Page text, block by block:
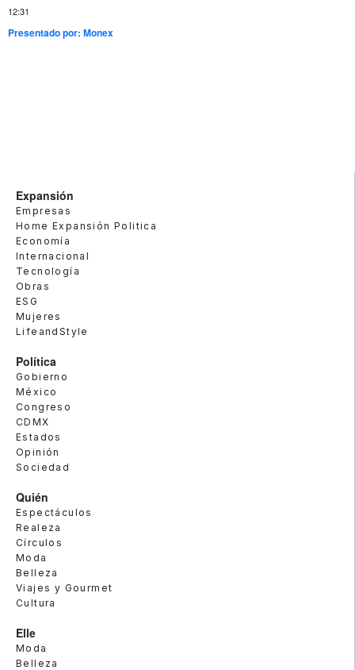
12:31
Presentado por:Monex
Expansión
Empresas
Home Expansión Politica
Economía
Internacional
Tecnología
Obras
ESG
Mujeres
LifeandStyle
Política
Gobierno
México
Congreso
CDMX
Estados
Opinión
Sociedad
Quién
Espectáculos
Realeza
Círculos
Moda
Belleza
Viajes y Gourmet
Cultura
Elle
Moda
Belleza